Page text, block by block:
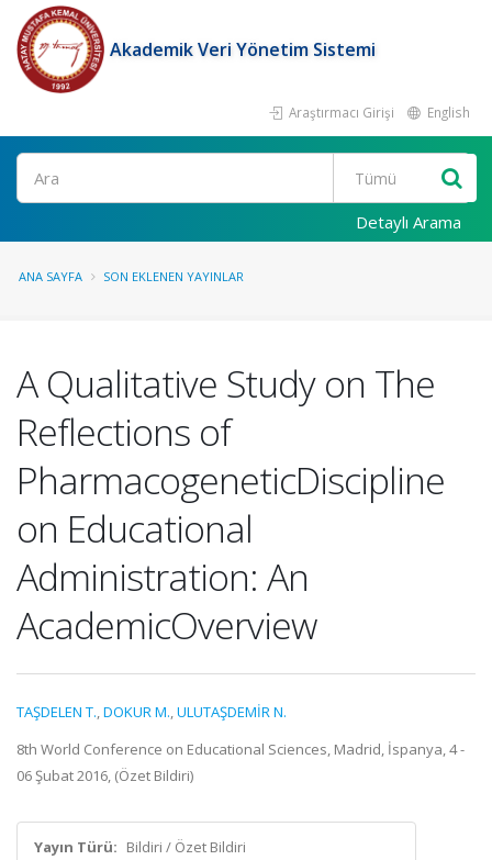
Akademik Veri Yönetim Sistemi
Araştırmacı Girişi English
Ara
Detaylı Arama
ANA SAYFA SON EKLENEN YAYINLAR
A Qualitative Study on The
Reflections of
PharmacogeneticDiscipline
on Educational
Administration: An
AcademicOverview
TAŞDELEN T.,DOKUR M.,ULUTAŞDEMİR N.
8th World Conference on Educational Sciences, Madrid, İspanya, 4 -
06 Şubat 2016, (Özet Bildiri)
Yayın Türü: Bildiri / Özet Bildiri